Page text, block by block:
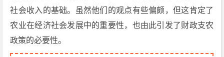
社会收入的基础。虽然他们的观点有些偏颇，但这肯定了
农业在经济社会发展中的重要性，也由此引发了财政支农
政策的必要性。